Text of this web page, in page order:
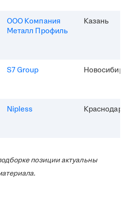
ООО Компания
Металл Профиль
Казань
S7 Group
Nipless Краснодар
позиции актуальны